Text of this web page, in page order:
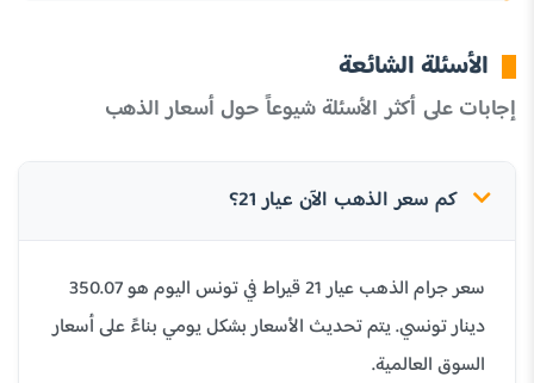
الأسئلة الشائعة
إجابات على أكثر الأسئلة شيوعاً حول أسعار الذهب
كم سعر الذهب الآن عيار 21؟
سعر جرام الذهب عيار 21 قيراط في تونس اليوم هو 350.07
دينار تونسي. يتم تحديث الأسعار بشكل يومي بناءً على أسعار
السوق العالمية.